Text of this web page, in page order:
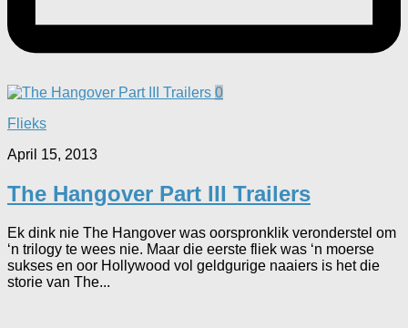
0
Flieks
April 15, 2013
The Hangover Part III Trailers
Ek dink nie The Hangover was oorspronklik veronderstel om
‘n trilogy te wees nie. Maar die eerste fliek was ‘n moerse
sukses en oor Hollywood vol geldgurige naaiers is het die
storie van The...